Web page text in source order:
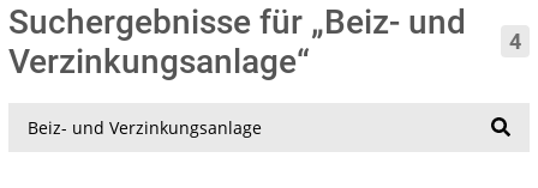
Suchergebnisse für „Beiz- und
Verzinkungsanlage“
4